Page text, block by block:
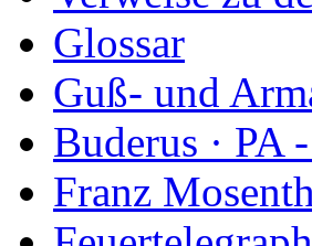
Glossar
Guß- und
Buderus · PA
Franz